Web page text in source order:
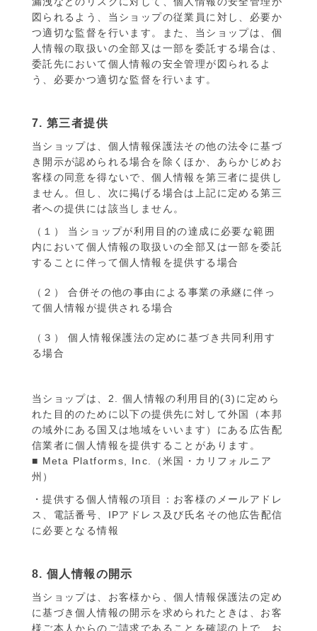
図られるよう、当ショップの従業員に対し、必要か
つ適切な監督を行います。また、当ショップは、個
人情報の取扱いの全部又は一部を委託する場合は、
委託先において個人情報の安全管理が図られるよ
う、必要かつ適切な監督を行います。
7. 第三者提供
当ショップは、個人情報保護法その他の法令に基づ
き開示が認められる場合を除くほか、あらかじめお
客様の同意を得ないで、個人情報を第三者に提供し
ません。但し、次に掲げる場合は上記に定める第三
者への提供には該当しません。
（１） 当ショップが利用目的の達成に必要な範囲
内において個人情報の取扱いの全部又は一部を委託
することに伴って個人情報を提供する場合
（２） 合併その他の事由による事業の承継に伴っ
て個人情報が提供される場合
（３） 個人情報保護法の定めに基づき共同利用す
る場合
当ショップは、2. 個人情報の利用目的(3)に定めら
れた目的のために以下の提供先に対して外国（本邦
の域外にある国又は地域をいいます）にある広告配
信業者に個人情報を提供することがあります。
■ Meta Platforms, Inc.（米国・カリフォルニア
州）
・提供する個人情報の項目：お客様のメールアドレ
ス、電話番号、IPアドレス及び氏名その他広告配信
に必要となる情報
8. 個人情報の開示
当ショップは、お客様から、個人情報保護法の定め
に基づき個人情報の開示を求められたときは、お客
様ご本人からのご請求であることを確認の上で、お